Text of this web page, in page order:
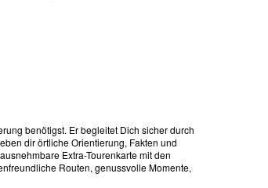
benötigst. Er begleitet Dich sicher durch
dir örtliche Orientierung, Fakten und
Extra-Tourenkarte mit den
Routen, genussvolle Momente,